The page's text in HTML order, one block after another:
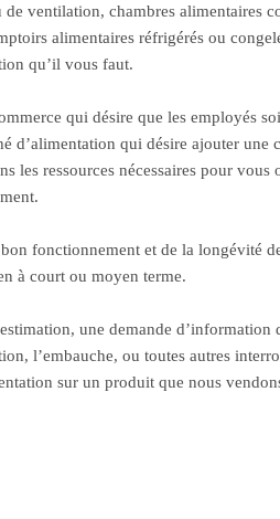
ventilation, chambres alimentaires
alimentaires réfrigérés ou
qu’il vous faut.
qui désire que les employés
d’alimentation qui désire ajouter une
les ressources nécessaires pour
fonctionnement et de la longévité
à court ou moyen terme.
une demande d’information
l’embauche, ou toutes autres
sur un produit que nous